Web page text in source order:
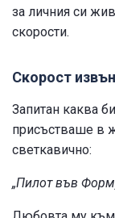
за личния си
скорости.
Скорост
Запитан каква
присъстваше в
светкавично:
„Пилот във